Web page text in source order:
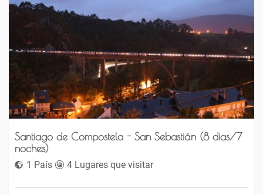
Santiago de Compostela - San Sebastián (8 dias/7
noches)
1 País 4 Lugares que visitar